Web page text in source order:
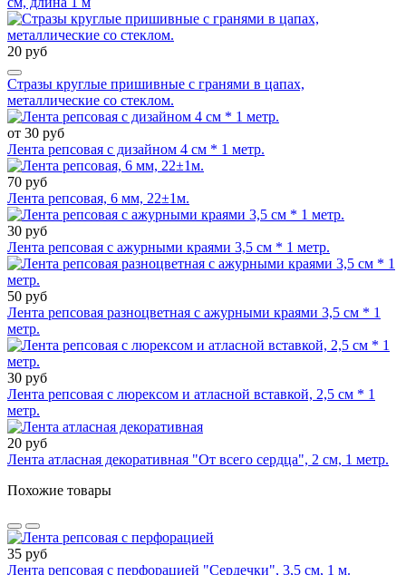
20 руб
Стразы круглые пришивные с гранями в цапах,
металлические со стеклом.
от 30 руб
Лента репсовая с дизайном 4 см * 1 метр.
70 руб
Лента репсовая, 6 мм, 22±1м.
30 руб
Лента репсовая с ажурными краями 3,5 см * 1 метр.
50 руб
Лента репсовая разноцветная с ажурными краями 3,5 см * 1
метр.
30 руб
Лента репсовая с люрексом и атласной вставкой, 2,5 см * 1
метр.
20 руб
Лента атласная декоративная "От всего сердца", 2 см, 1 метр.
Похожие товары
35 руб
Лента репсовая с перфорацией "Сердечки", 3,5 см, 1 м.